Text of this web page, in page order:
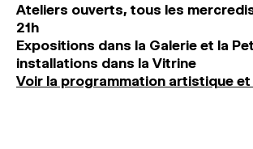
Ateliers ouverts, tous les
21h
Expositions dans la Galerie et la
installations dans la Vitrine
Voir la programmation artistique